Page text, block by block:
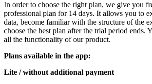
In order to choose the right plan, we give you
professional plan for 14 days. It allows you to
data, become familiar with the structure of the
choose the best plan after the trial period ends.
all the functionality of our product.
Plans available in the app:
Lite / without additional payment